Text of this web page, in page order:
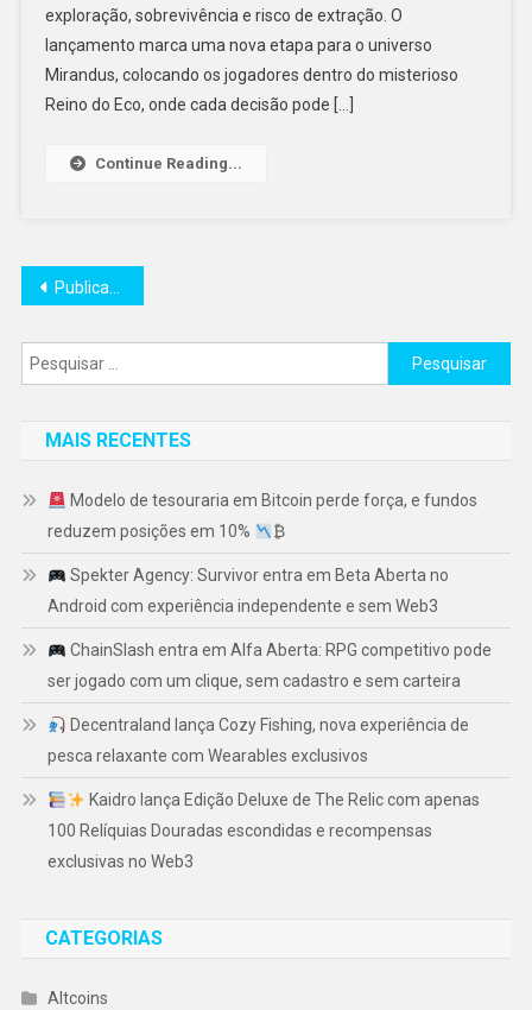
exploração, sobrevivência e risco de extração. O
lançamento marca uma nova etapa para o universo
Mirandus, colocando os jogadores dentro do misterioso
Reino do Eco, onde cada decisão pode […]
Continue Reading...
Navegação
por
posts
Publicações mais antigas
Pesquisar
por:
MAIS RECENTES
Modelo de tesouraria em Bitcoin perde força, e fundos
reduzem posições em 10%
₿
Spekter Agency: Survivor entra em Beta Aberta no
Android com experiência independente e sem Web3
ChainSlash entra em Alfa Aberta: RPG competitivo pode
ser jogado com um clique, sem cadastro e sem carteira
Decentraland lança Cozy Fishing, nova experiência de
pesca relaxante com Wearables exclusivos
Kaidro lança Edição Deluxe de The Relic com apenas
100 Relíquias Douradas escondidas e recompensas
exclusivas no Web3
CATEGORIAS
Altcoins